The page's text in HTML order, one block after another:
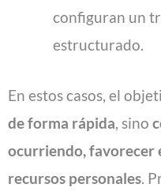
configuran un
estructurado.
En estos casos, el
de forma rápida, sino
ocurriendo, favorecer
recursos personales.